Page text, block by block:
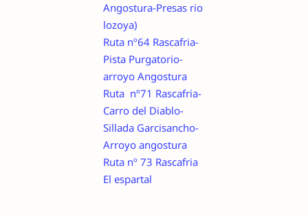
Angostura-Presas rio
lozoya)
Ruta nº64 Rascafria-
Pista Purgatorio-
arroyo Angostura
Ruta nº71 Rascafria-
Carro del Diablo-
Sillada Garcisancho-
Arroyo angostura
Ruta nº 73 Rascafria
El espartal